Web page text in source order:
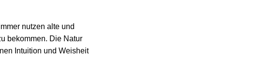
nutzen alte und
bekommen. Die Natur
Intuition und Weisheit